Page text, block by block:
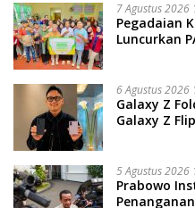
7 Agustus 2026
Pegadaian
Luncurkan
6 Agustus 2026
Galaxy Z
Galaxy Z
5 Agustus 2026
Prabowo